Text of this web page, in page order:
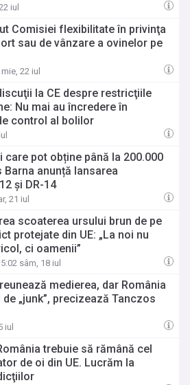
iul
Comisiei flexibilitate în privinţa
sau de vânzare a ovinelor pe
22 iul
la CE despre restricţiile
Nu mai au încredere în
control al bolilor
care pot obține până la 200.000
Barna anunță lansarea
și DR-14
21 iul
scoaterea ursului brun de pe
protejate din UE: „La noi nu
ci oamenii”
sâm, 18 iul
medierea, dar România
„junk”, precizează Tanczos
iul
trebuie să rămână cel
de oi din UE. Lucrăm la